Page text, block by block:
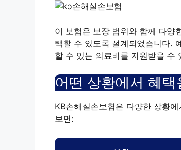
이 보험은 보장 범위와 함께 다양
택할 수 있도록 설계되었습니다.
할 수 있는 의료비를 지원받을 수
어떤 상황에서 혜
KB손해실손보험은 다양한 상황
보면: